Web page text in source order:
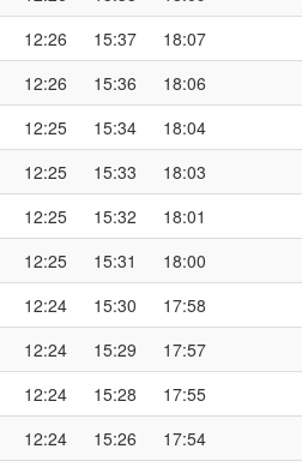
12:26 15:37 18:07
12:26 15:36 18:06
12:25 15:34 18:04
12:25 15:33 18:03
12:25 15:32 18:01
12:25 15:31 18:00
12:24 15:30 17:58
12:24 15:29 17:57
12:24 15:28 17:55
12:24 15:26 17:54